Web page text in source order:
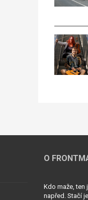
O
Kdo maže, ten
napřed. Stačí